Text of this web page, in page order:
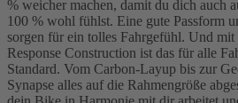
% weicher machen, damit du dich auch
100 % wohl fühlst. Eine gute Passform
sorgen für ein tolles Fahrgefühl. Und mit
Response Construction ist das für alle
Standard. Vom Carbon-Layup bis zur
Synapse alles auf die Rahmengröße